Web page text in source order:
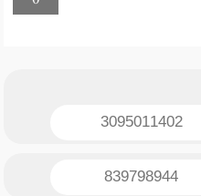
3095011402
839798944